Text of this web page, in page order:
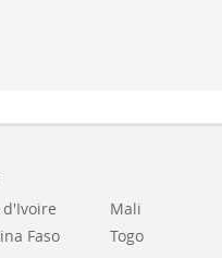
d'Ivoire
Faso
Mali
Togo